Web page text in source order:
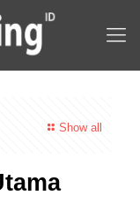
Show all